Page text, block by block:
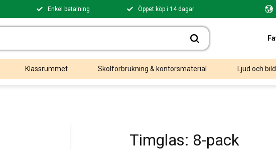
Enkel betalning Öppet köp i 14 dagar
Klassrummet Skolförbrukning & kontorsmaterial Ljud och bild
Timglas: 8-pack